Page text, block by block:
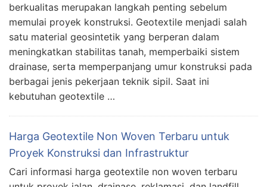
berkualitas merupakan langkah penting sebelum
memulai proyek konstruksi. Geotextile menjadi salah
satu material geosintetik yang berperan dalam
meningkatkan stabilitas tanah, memperbaiki sistem
drainase, serta memperpanjang umur konstruksi pada
berbagai jenis pekerjaan teknik sipil. Saat ini
kebutuhan geotextile …
Harga Geotextile Non Woven Terbaru untuk
Proyek Konstruksi dan Infrastruktur
Cari informasi harga geotextile non woven terbaru